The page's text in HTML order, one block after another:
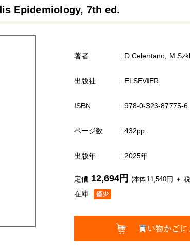
Epidemiology, 7th ed.
著者 : D.Celentano,
出版社 : ELSEVIER
ISBN : 978-0-323-87775-6
ページ数 : 432pp.
出版年 : 2025年
在庫
定価 12,694円 (本体11,540円 ＋